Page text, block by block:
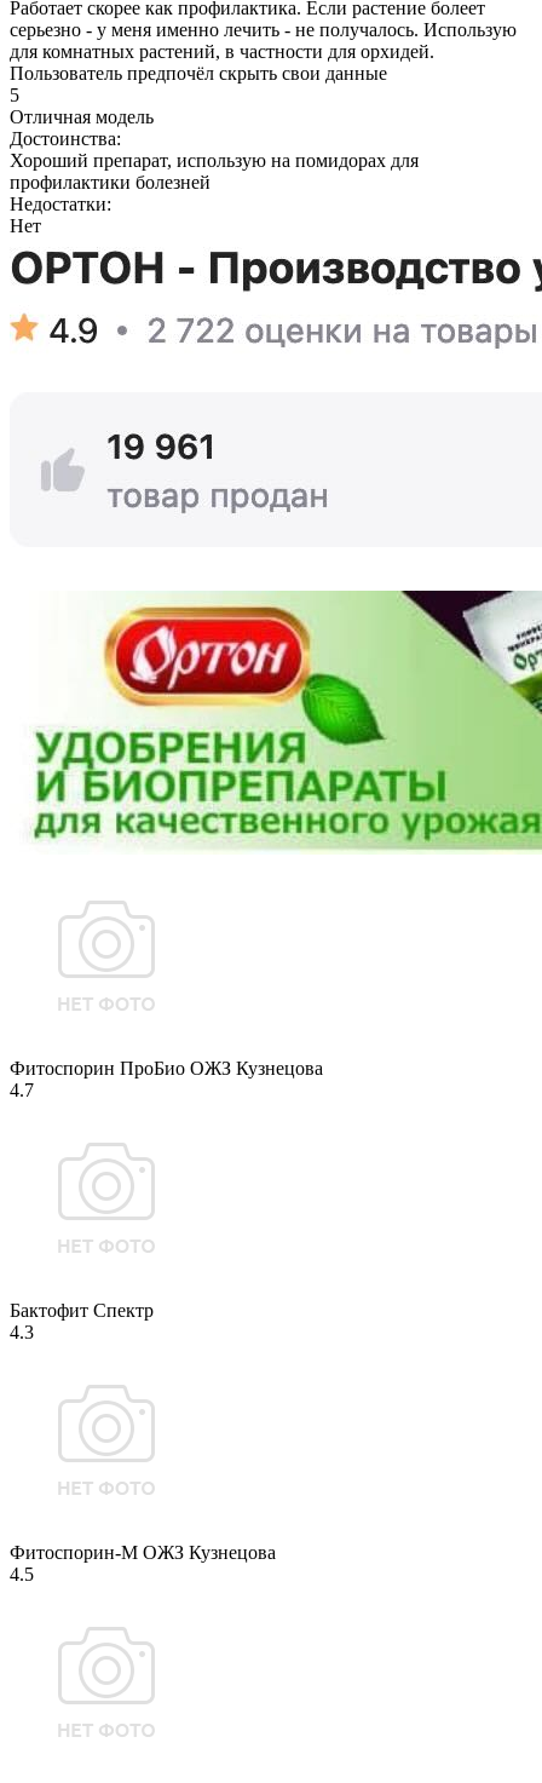
Работает скорее как профилактика. Если растение болеет
серьезно - у меня именно лечить - не получалось. Использую
для комнатных растений, в частности для орхидей.
Пользователь предпочёл скрыть свои данные
5
Отличная модель
Достоинства:
Хороший препарат, использую на помидорах для
профилактики болезней
Недостатки:
Нет
Фитоспорин ПроБио ОЖЗ Кузнецова
4.7
Бактофит Спектр
4.3
Фитоспорин-М ОЖЗ Кузнецова
4.5